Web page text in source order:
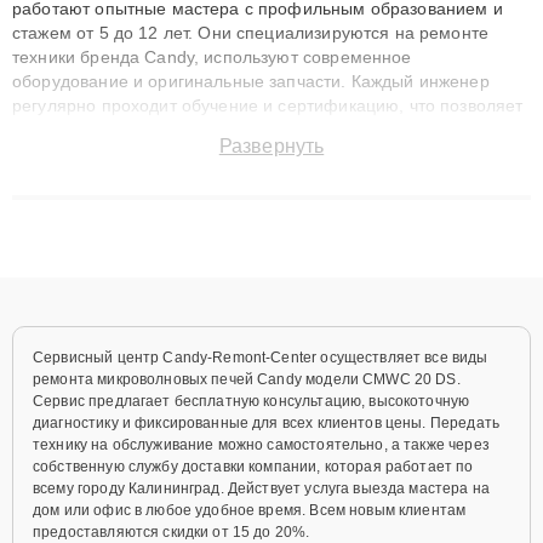
работают опытные мастера с профильным образованием и
стажем от 5 до 12 лет. Они специализируются на ремонте
техники бренда Candy, используют современное
оборудование и оригинальные запчасти. Каждый инженер
регулярно проходит обучение и сертификацию, что позволяет
технику с сохранением гарантии до 3 лет. Наши мастера
Развернуть
Сервисный центр Candy-Remont-Center осуществляет все виды
ремонта микроволновых печей Candy модели CMWC 20 DS.
Сервис предлагает бесплатную консультацию, высокоточную
диагностику и фиксированные для всех клиентов цены. Передать
технику на обслуживание можно самостоятельно, а также через
собственную службу доставки компании, которая работает по
всему городу Калининград. Действует услуга выезда мастера на
дом или офис в любое удобное время. Всем новым клиентам
предоставляются скидки от 15 до 20%.